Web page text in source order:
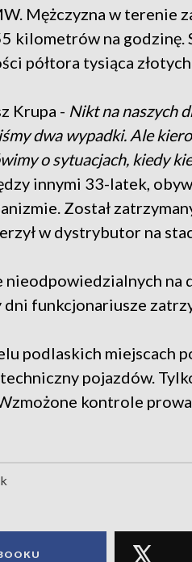
Mężczyzna w terenie
kilometrów na godzinę.
półtora tysiąca
Krupa - Nikt na naszych
dwa wypadki. Ale
o sytuacjach, kiedy
innymi 33-latek,
Został
w dystrybutor na
na
funkcjonariusze
podlaskich miejscach
pojazdów.
kontrole